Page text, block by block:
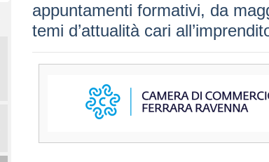
appuntamenti formativi, da
temi d’attualità cari